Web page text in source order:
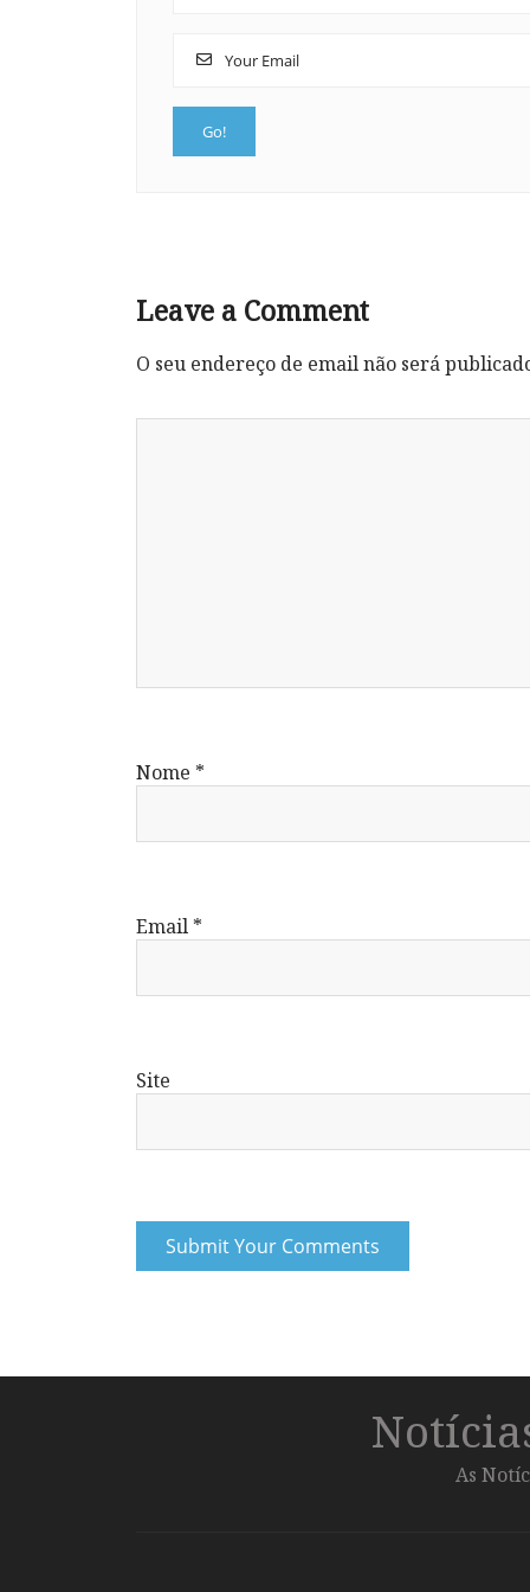
Leave a Comment
O seu endereço de email não será
Nome *
Email *
Site
As